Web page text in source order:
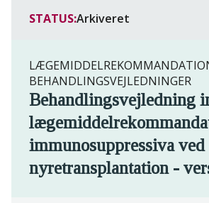
STATUS:Arkiveret
BEHANDLINGSVEJLEDNINGER
Behandlingsvejledning
immunosuppressiva ved
nyretransplantation -